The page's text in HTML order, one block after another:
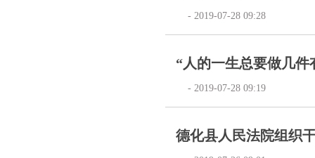
- 2019-07-28 09:28
“人的一生总要做几
- 2019-07-28 09:19
德化县人民法院组织